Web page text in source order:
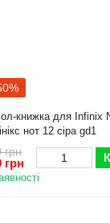
книжка для Infinix
нот 12 сіра gd1
грн
грн